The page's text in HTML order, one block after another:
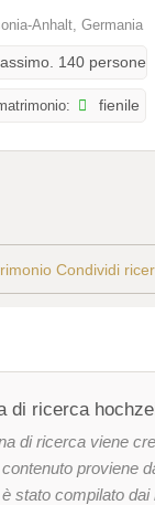
Anhalt, Germania
140 persone
fienile
Condividi
di ricerca
di ricerca viene
proviene
stato compilato dai